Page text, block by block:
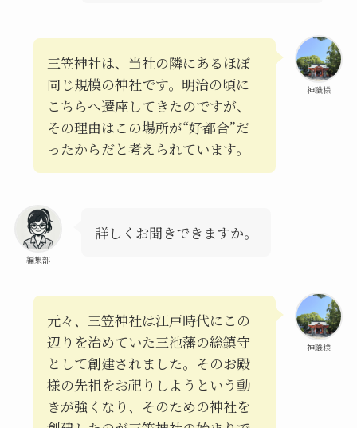
神職様
三笠神社は、当社の隣にあるほぼ
同じ規模の神社です。明治の頃に
こちらへ遷座してきたのですが、
その理由はこの場所が“好都合”だ
ったからだと考えられています。
編集部
詳しくお聞きできますか。
神職様
元々、三笠神社は江戸時代にこの
辺りを治めていた三池藩の総鎮守
として創建されました。そのお殿
様の先祖をお祀りしようという動
きが強くなり、そのための神社を